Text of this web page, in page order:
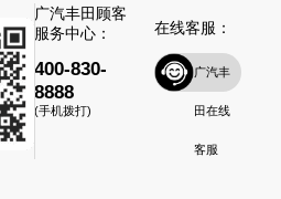
广汽丰田顾客
服务中心：
400-830-
8888
(手机拨打)
在线客服：
广汽丰
田在线
客服